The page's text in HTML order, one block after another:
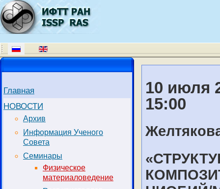
Главная
НОВОСТИ
Архив
Информация Ученого
Совета
Семинары
Физическое
материаловедение
10 июля
15:00